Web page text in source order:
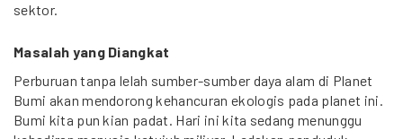
sektor.
Masalah yang Diangkat
Perburuan tanpa lelah sumber-sumber daya alam di Planet
Bumi akan mendorong kehancuran ekologis pada planet ini.
Bumi kita pun kian padat. Hari ini kita sedang menunggu